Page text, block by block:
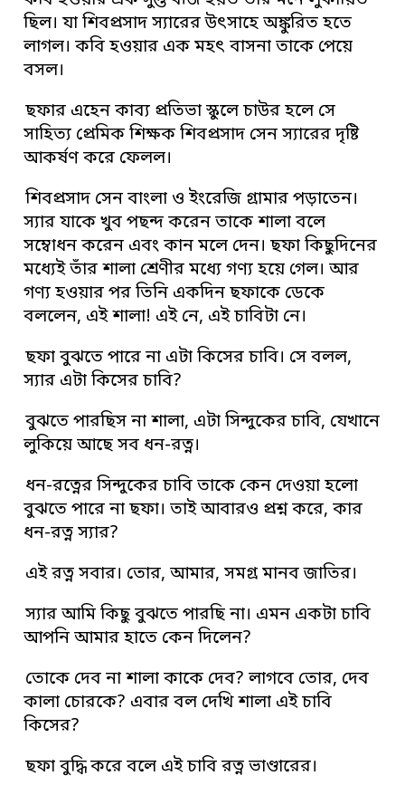
ছিল। যা শিবপ্রসাদ স্যারের উৎসাহে অঙ্কুরিত হতে
লাগল। কবি হওয়ার এক মহৎ বাসনা তাকে পেয়ে
বসল।
ছফার এহেন কাব্য প্রতিভা স্কুলে চাউর হলে সে
সাহিত্য প্রেমিক শিক্ষক শিবপ্রসাদ সেন স্যারের দৃষ্টি
আকর্ষণ করে ফেলল।
শিবপ্রসাদ সেন বাংলা ও ইংরেজি গ্রামার পড়াতেন।
স্যার যাকে খুব পছন্দ করেন তাকে শালা বলে
সম্বোধন করেন এবং কান মলে দেন। ছফা কিছুদিনের
মধ্যেই তাঁর শালা শ্রেণীর মধ্যে গণ্য হয়ে গেল। আর
গণ্য হওয়ার পর তিনি একদিন ছফাকে ডেকে
বললেন, এই শালা! এই নে, এই চাবিটা নে।
ছফা বুঝতে পারে না এটা কিসের চাবি। সে বলল,
স্যার এটা কিসের চাবি?
বুঝতে পারছিস না শালা, এটা সিন্দুকের চাবি, যেখানে
লুকিয়ে আছে সব ধন-রত্ন।
ধন-রত্নের সিন্দুকের চাবি তাকে কেন দেওয়া হলো
বুঝতে পারে না ছফা। তাই আবারও প্রশ্ন করে, কার
ধন-রত্ন স্যার?
এই রত্ন সবার। তোর, আমার, সমগ্র মানব জাতির।
স্যার আমি কিছু বুঝতে পারছি না। এমন একটা চাবি
আপনি আমার হাতে কেন দিলেন?
তোকে দেব না শালা কাকে দেব? লাগবে তোর, দেব
কালা চোরকে? এবার বল দেখি শালা এই চাবি
কিসের?
ছফা বুদ্ধি করে বলে এই চাবি রত্ন ভাণ্ডারের।